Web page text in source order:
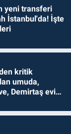
yeni transferi
İstanbul'da! İşte
kritik
umuda,
Demirtaş evine